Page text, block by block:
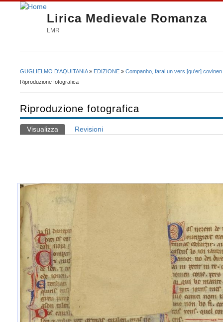
Lirica Medievale Romanza
LMR
Tu sei qui
GUGLIELMO D'AQUITANIA» EDIZIONE » Companho, farai un vers [qu'er] covinen
Riproduzione fotografica
Riproduzione fotografica
Schede primarie
Visualizza (scheda attiva)
Revisioni